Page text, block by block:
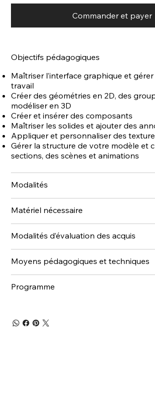
Commander et payer
Objectifs pédagogiques
Maîtriser l’interface graphique et gérer
travail
Créer des géométries en 2D, des
modéliser en 3D
Créer et insérer des composants
Maîtriser les solides et ajouter des
Appliquer et personnaliser des
Gérer la structure de votre modèle et
sections, des scènes et animations
Modalités
Matériel nécessaire
Modalités d’évaluation des acquis
Moyens pédagogiques et techniques
Programme